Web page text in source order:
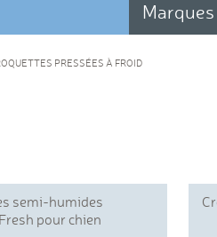
Marques
PRESSÉES À FROID
semi-humides
pour chien